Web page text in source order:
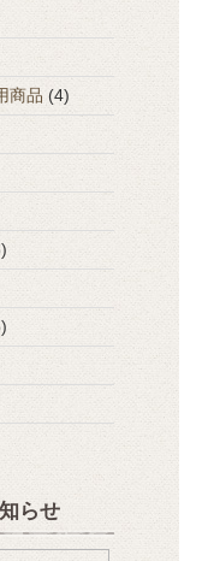
商品 (4)
らせ